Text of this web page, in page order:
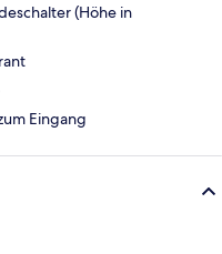
(Höhe in
Eingang